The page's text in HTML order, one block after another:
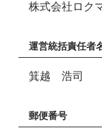
株式会社ロク
運営統括責任者
箕越 浩司
郵便番号